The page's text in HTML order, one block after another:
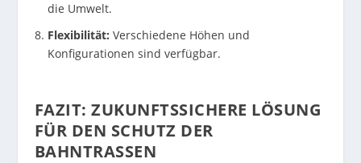
die Umwelt.
Flexibilität: Verschiedene Höhen und
Konfigurationen sind verfügbar.
FAZIT: ZUKUNFTSSICHERE LÖSUNG
FÜR DEN SCHUTZ DER
BAHNTRASSEN